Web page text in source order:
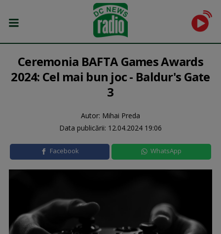
Ceremonia BAFTA Games Awards
2024: Cel mai bun joc - Baldur's Gate
3
Autor: Mihai Preda
Data publicării: 12.04.2024 19:06
Facebook WhatsApp